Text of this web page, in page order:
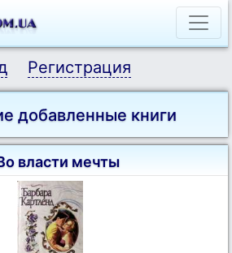
Регистрация
добавленные книги
власти мечты